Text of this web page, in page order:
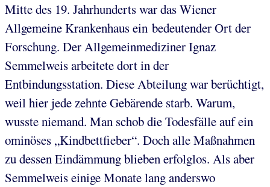
Mitte des 19. Jahrhunderts war das Wiener
Allgemeine Krankenhaus ein bedeutender Ort der
Forschung. Der Allgemeinmediziner Ignaz
Semmelweis arbeitete dort in der
Entbindungsstation. Diese Abteilung war berüchtigt,
weil hier jede zehnte Gebärende starb. Warum,
wusste niemand. Man schob die Todesfälle auf ein
ominöses „Kindbettfieber“. Doch alle Maßnahmen
zu dessen Eindämmung blieben erfolglos. Als aber
Semmelweis einige Monate lang anderswo